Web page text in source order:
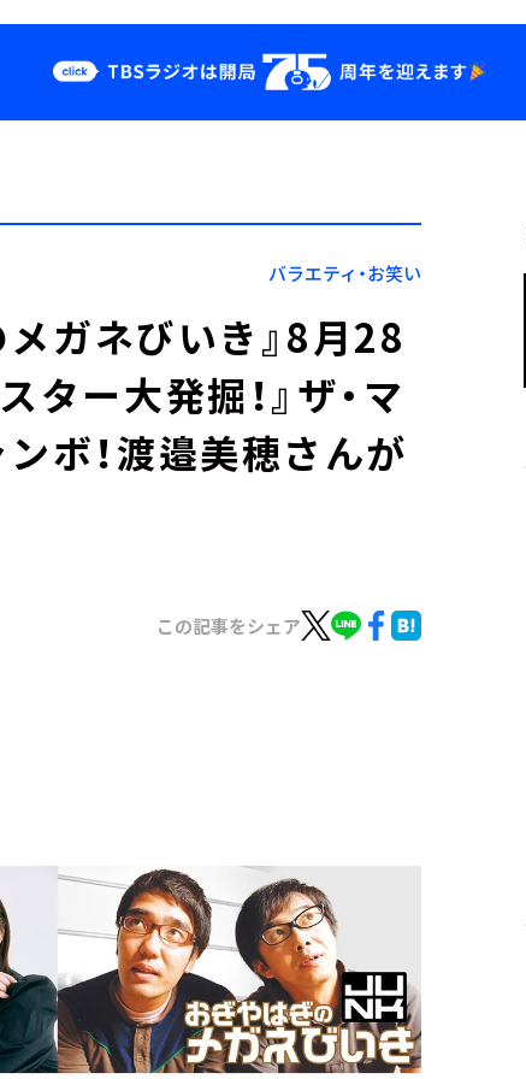
YouTube
会社情報
バラエティ・お笑い
ガネびいき』8月28
ター大発掘！』ザ・マ
ボ！渡邉美穂さんが
この記事をシェア